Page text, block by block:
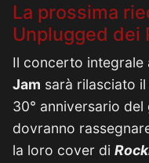
La prossima
Unplugged dei
Il concerto integrale
Jam sarà rilasciato
30° anniversario
dovranno
la loro cover di